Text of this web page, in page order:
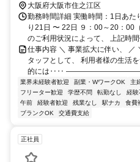
大阪府大阪市住之江区
勤務時間詳細 実働時間：1日あた
り21日 〜 22日 ９：00～20：00
のご利用状況によって、 上記時
仕事内容 ＼ 事業拡大に伴い、 ／
タッフとして、 利用者様の生活
的には‥‥
業界未経験者歓迎 副業・WワークOK 主
フリーター歓迎
学歴不問 転勤なし 経験
午前
経験者歓迎 残業なし 駅ナカ 食費
ブランクOK
交通費支給
正社員